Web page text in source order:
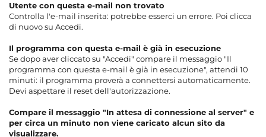
Utente con questa e-mail non trovato
Controlla l'e-mail inserita: potrebbe esserci un errore. Poi clicca
di nuovo su Accedi.
Il programma con questa e-mail è già in esecuzione
Se dopo aver cliccato su "Accedi" compare il messaggio "Il
programma con questa e-mail è già in esecuzione", attendi 10
minuti: il programma proverà a connettersi automaticamente.
Devi aspettare il reset dell'autorizzazione.
Compare il messaggio "In attesa di connessione al server" e
per circa un minuto non viene caricato alcun sito da
visualizzare.